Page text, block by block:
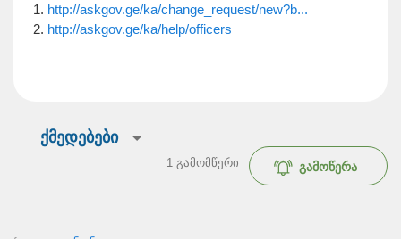
1. http://askgov.ge/ka/change_request/new?b...
2. http://askgov.ge/ka/help/officers
ქმედებები
გამოწერა
1 გამომწერი